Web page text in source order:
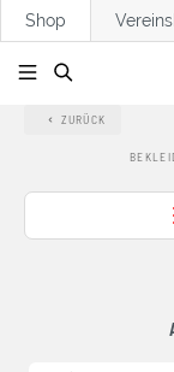
springen
Shop
ZURÜCK